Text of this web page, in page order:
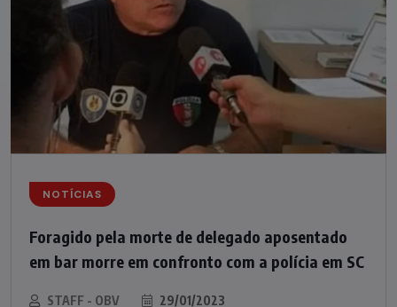
NOTÍCIAS
Foragido pela morte de delegado aposentado
em bar morre em confronto com a polícia em SC
STAFF - OBV 29/01/2023